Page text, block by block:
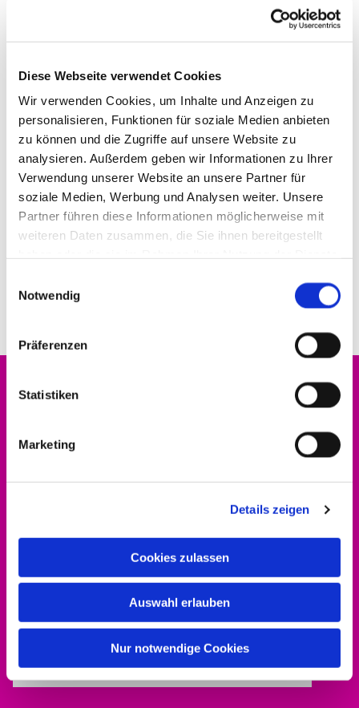
Diese Webseite verwendet Cookies
Wir verwenden Cookies, um Inhalte und Anzeigen zu
personalisieren, Funktionen für soziale Medien anbieten
zu können und die Zugriffe auf unsere Website zu
analysieren. Außerdem geben wir Informationen zu Ihrer
Verwendung unserer Website an unsere Partner für
soziale Medien, Werbung und Analysen weiter. Unsere
Partner führen diese Informationen möglicherweise mit
weiteren Daten zusammen, die Sie ihnen bereitgestellt
Notwendig
Präferenzen
Statistiken
Marketing
Details zeigen
Cookies zulassen
Auswahl erlauben
Nur notwendige Cookies
Evangelischer Kirchenkreis Hofgeismar-
Dekanat
Bitte akzeptieren Sie Marketing-Cookies,
Accept cookies